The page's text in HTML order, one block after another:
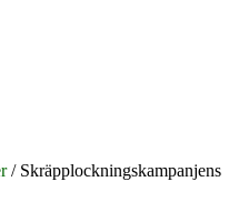
/Skräpplockningskampanjens